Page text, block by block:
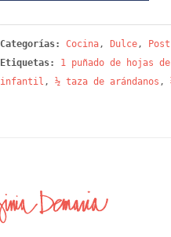
Categorías: Cocina, Dulce,
Etiquetas:
1 puñado de hojas
infantil , ½ taza de arándanos ,